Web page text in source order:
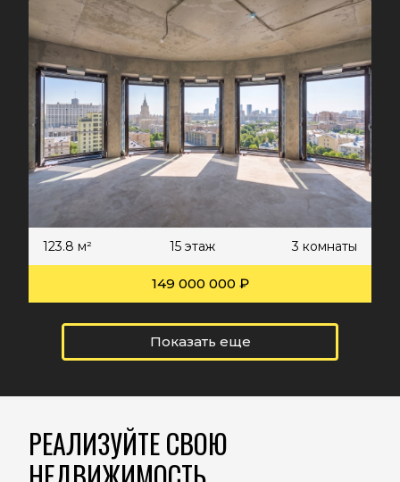
123.8 м² 15 этаж 3 комнаты
149 000 000 ₽
Показать еще
РЕАЛИЗУЙТЕ СВОЮ